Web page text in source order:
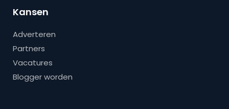
Kansen
Adverteren
Partners
Vacatures
Blogger worden